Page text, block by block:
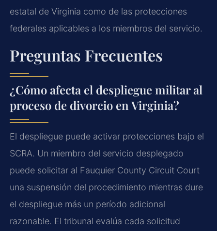
estatal de Virginia como de las protecciones
federales aplicables a los miembros del servicio.
Preguntas Frecuentes
¿Cómo afecta el despliegue militar al
proceso de divorcio en Virginia?
El despliegue puede activar protecciones bajo el
SCRA. Un miembro del servicio desplegado
puede solicitar al Fauquier County Circuit Court
una suspensión del procedimiento mientras dure
el despliegue más un período adicional
razonable. El tribunal evalúa cada solicitud